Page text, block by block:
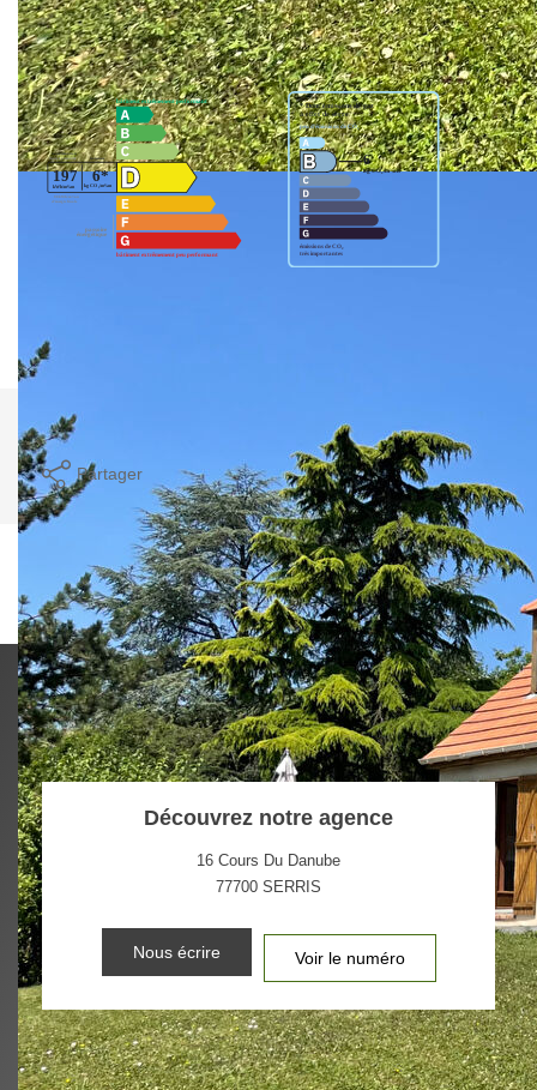
Diagnostics énergétiques
référence 01/01/2023.
Imprimer
Partager Calculer mon budget
Ce bien est soumis à un diagnostic ERP (État
des Risques et Pollutions). Pour en savoir plus,
rendez-vous surhttps://www.georisques.gouv.fr/
Découvrez notre agence
16 Cours Du Danube
77700 SERRIS
Nous écrire Voir le numéro